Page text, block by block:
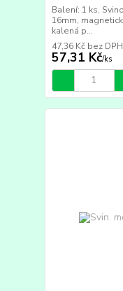
Balení: 1 ks,
16mm,
kalená p...
57,31 Kč/ks
47,36 Kč bez DPH